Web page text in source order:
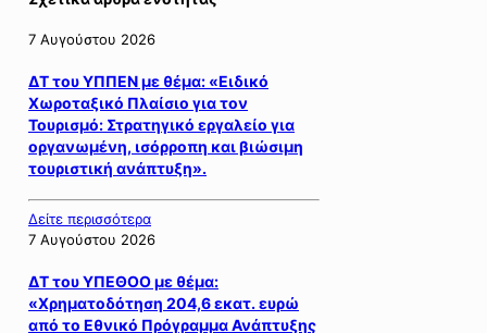
7 Αυγούστου 2026
ΔΤ του ΥΠΠΕΝ με θέμα: «Ειδικό
Χωροταξικό Πλαίσιο για τον
Τουρισμό: Στρατηγικό εργαλείο για
οργανωμένη, ισόρροπη και βιώσιμη
τουριστική ανάπτυξη».
Δείτε περισσότερα
7 Αυγούστου 2026
ΔΤ του ΥΠΕΘΟΟ με θέμα:
«Χρηματοδότηση 204,6 εκατ. ευρώ
από το Εθνικό Πρόγραμμα Ανάπτυξης